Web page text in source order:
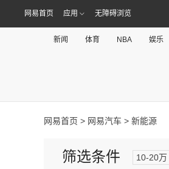
网易首页 应用 无障碍浏览
新闻 体育 NBA 娱乐
网易首页 > 网易汽车 > 新能源
筛选条件 10-20万